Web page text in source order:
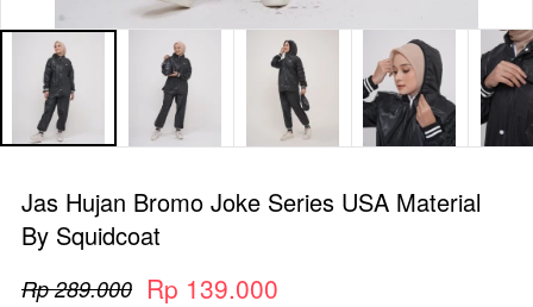
Jas Hujan Bromo Joke Series USA Material
By Squidcoat
Rp 289.000 Rp 139.000